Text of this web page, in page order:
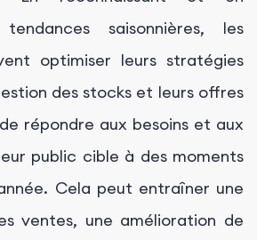
saisonnières, les
optimiser leurs stratégies
des stocks et leurs offres
répondre aux besoins et aux
public cible à des moments
Cela peut entraîner une
ventes, une amélioration de